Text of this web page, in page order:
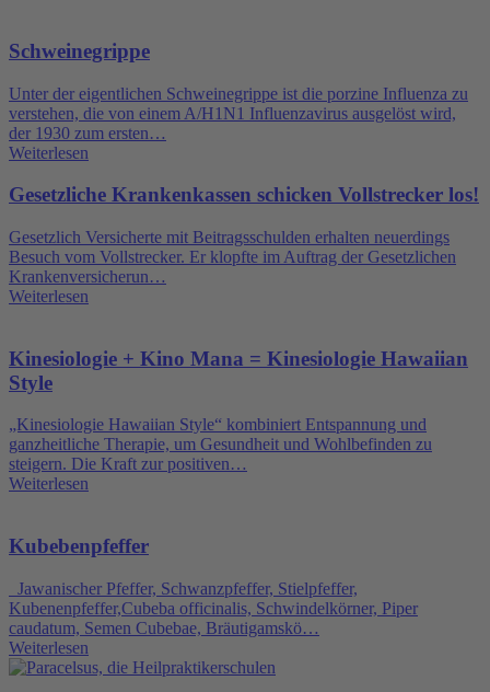
Schweinegrippe
Unter der eigentlichen Schweinegrippe ist die porzine Influenza zu
verstehen, die von einem A/H1N1 Influenzavirus ausgelöst wird,
der 1930 zum ersten…
Weiterlesen
Gesetzliche Krankenkassen schicken Vollstrecker los!
Gesetzlich Versicherte mit Beitragsschulden erhalten neuerdings
Besuch vom Vollstrecker. Er klopfte im Auftrag der Gesetzlichen
Krankenversicherun…
Weiterlesen
Kinesiologie + Kino Mana = Kinesiologie Hawaiian
Style
„Kinesiologie Hawaiian Style“ kombiniert Entspannung und
ganzheitliche Therapie, um Gesundheit und Wohlbefinden zu
steigern. Die Kraft zur positiven…
Weiterlesen
Kubebenpfeffer
Jawanischer Pfeffer, Schwanzpfeffer, Stielpfeffer,
Kubenenpfeffer,Cubeba officinalis, Schwindelkörner, Piper
caudatum, Semen Cubebae, Bräutigamskö…
Weiterlesen